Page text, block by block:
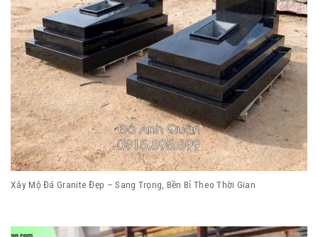
Xây Mộ Đá Granite Đẹp – Sang Trọng, Bền Bỉ Theo Thời Gian